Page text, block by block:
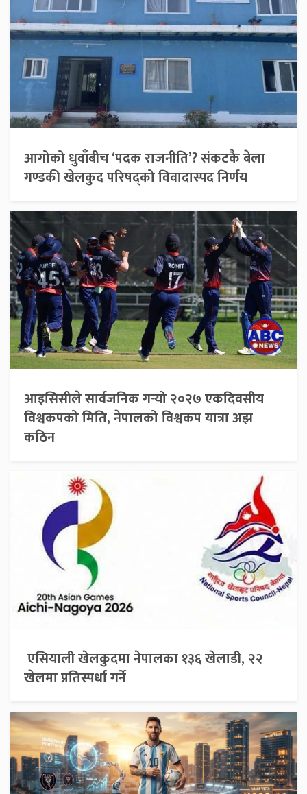
आगोको धुवाँबीच ‘पदक राजनीति’? संकटकै बेला
गण्डकी खेलकुद परिषद्को विवादास्पद निर्णय
आइसिसीले सार्वजनिक गर्‍यो २०२७ एकदिवसीय
विश्वकपको मिति, नेपालको विश्वकप यात्रा अझ
कठिन
एसियाली खेलकुदमा नेपालका १३६ खेलाडी, २२
खेलमा प्रतिस्पर्धा गर्ने